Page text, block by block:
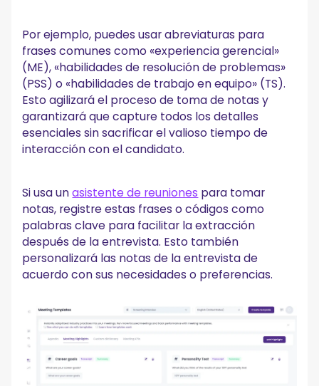
Por ejemplo, puedes usar abreviaturas para
frases comunes como «experiencia gerencial»
(ME), «habilidades de resolución de problemas»
(PSS) o «habilidades de trabajo en equipo» (TS).
Esto agilizará el proceso de toma de notas y
garantizará que capture todos los detalles
esenciales sin sacrificar el valioso tiempo de
interacción con el candidato.
Si usa unasistente de reuniones para tomar
notas, registre estas frases o códigos como
palabras clave para facilitar la extracción
después de la entrevista. Esto también
personalizará las notas de la entrevista de
acuerdo con sus necesidades o preferencias.